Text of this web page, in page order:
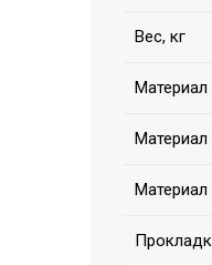
Вес, кг
Материал
Материал